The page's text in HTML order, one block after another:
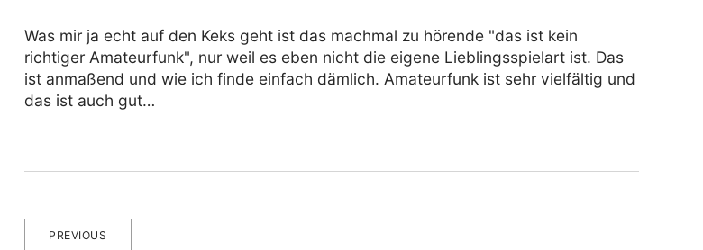
Was mir ja echt auf den Keks geht ist das machmal zu hörende "das ist kein
richtiger Amateurfunk", nur weil es eben nicht die eigene Lieblingsspielart ist. Das
ist anmaßend und wie ich finde einfach dämlich. Amateurfunk ist sehr vielfältig und
das ist auch gut…
PREVIOUS